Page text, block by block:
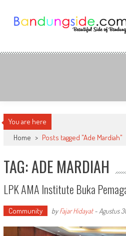
content
Bandung Side
You are here
Home > Posts tagged "Ade Mardiah"
TAG: ADE MARDIAH
LPK AMA Institute Buka
Community byFajar Hidayat- Agustus